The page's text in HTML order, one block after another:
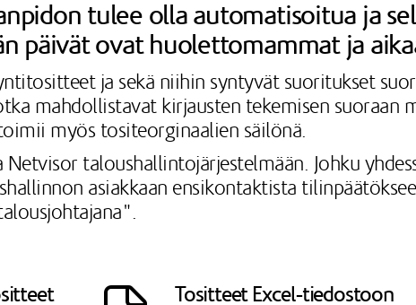
tulee olla automatisoitua ja
päivät ovat huolettomammat ja
ja sekä niihin syntyvät suoritukset
mahdollistavat kirjausten tekemisen suoraan
myös tositeorginaalien säilönä.
taloushallintojärjestelmään. Johku
asiakkaan ensikontaktista
Tositteet Excel-tiedostoon